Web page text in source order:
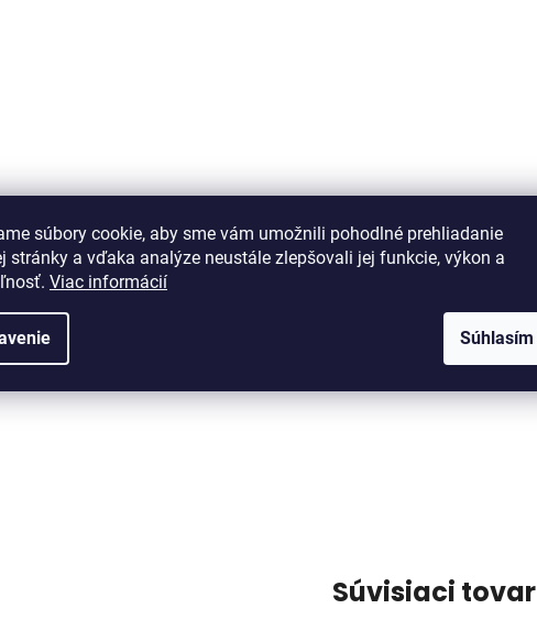
súbory cookie, aby sme vám umožnili pohodlné prehliadanie
stránky a vďaka analýze neustále zlepšovali jej funkcie, výkon a
Viac informácií
Súhlasím
Súvisiaci tovar